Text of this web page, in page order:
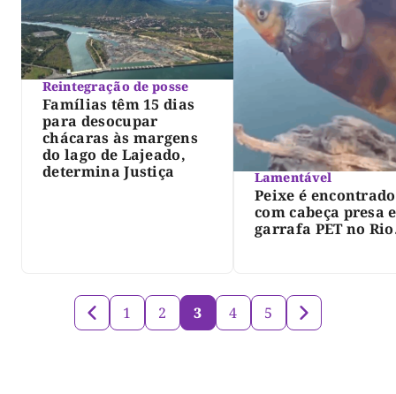
Reintegração de posse
Famílias têm 15 dias
para desocupar
chácaras às margens
do lago de Lajeado,
determina Justiça
Lamentável
Peixe é encontrado
com cabeça presa
garrafa PET no Rio
1
2 3 4 5